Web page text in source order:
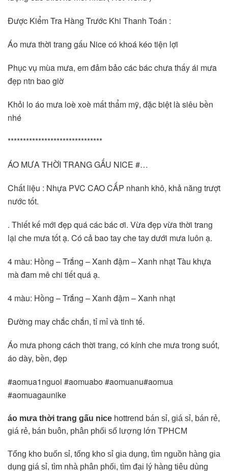
Được Kiểm Tra Hàng Trước Khi Thanh Toán :
Áo mưa thời trang gấu Nice có khoá kéo tiện lợi
Phục vụ mùa mưa, em đảm bảo các bác chưa thấy ái mưa
đẹp ntn bao giờ
Khỏi lo áo mưa loè xoè mất thẩm mỹ, đặc biệt là siêu bền
nhé
*******************************
ÁO MƯA THỜI TRANG GẤU NICE #…
Chất liệu : Nhựa PVC CAO CẤP nhanh khô, khả năng trượt
nước tốt.
. Thiết kế mới đẹp quá các bác ơi. Vừa đẹp vừa thời trang
lại che mưa tốt ạ. Có cả bao tay che tay dưới mưa luôn ạ.
4 màu: Hồng – Trắng – Xanh đậm – Xanh nhạt Tàu khựa
mà đam mê chi tiết quá ạ.
4 màu: Hồng – Trắng – Xanh đậm – Xanh nhạt
Đường may chắc chắn, tỉ mỉ và tinh tế.
Áo mưa phong cách thời trang, có kính che mưa trong suốt,
áo dày, bền, đẹp
#aomua1nguoi #aomuabo #aomuanu#aomua
#aomuagaunike
áo mưa thời trang gấu nice hottrend bán sỉ, giá sỉ, bán rẻ,
giá rẻ, bán buôn, phân phối số lượng lớn TPHCM
Tổng kho buốn sỉ, tổng kho sỉ gia dụng, tìm nguồn hàng gia
dụng giá sỉ, tìm nhà phân phối, tìm đại lý hàng tiêu dùng